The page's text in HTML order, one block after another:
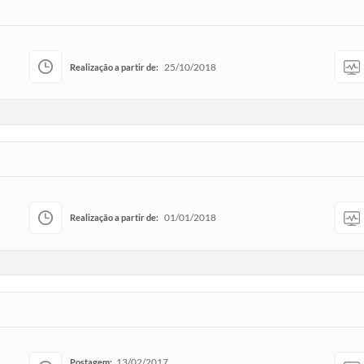
Realização a partir de: 25/10/2018
Realização a partir de: 01/01/2018